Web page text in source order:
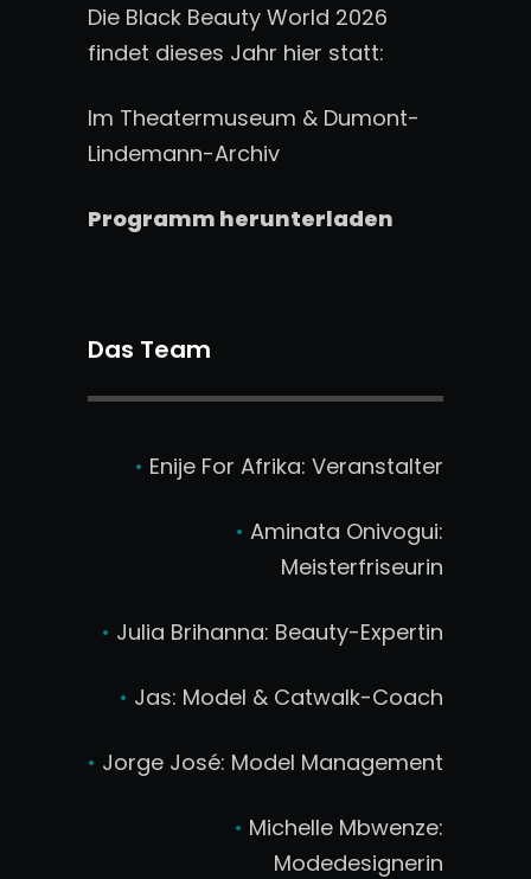
Die Black Beauty World 2026
findet dieses Jahr hier statt:
Im Theatermuseum & Dumont-
Lindemann-Archiv
Programm herunterladen
Das Team
• Enije For Afrika: Veranstalter
• Aminata Onivogui:
Meisterfriseurin
• Julia Brihanna: Beauty-Expertin
• Jas: Model & Catwalk-Coach
• Jorge José: Model Management
• Michelle Mbwenze:
Modedesignerin